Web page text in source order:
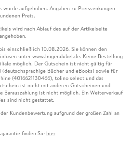
aufgehoben. Angaben zu Preissenkungen
Preis.
wird nach Ablauf des auf der Artikelseite
einschließlich 10.08.2026. Sie können den
unter www.hugendubel.de. Keine Bestellung
möglich. Der Gutschein ist nicht gültig für
Bücher und eBooks) sowie für
(4016621130466), tolino select und das
ist nicht mit anderen Gutscheinen und
Barauszahlung ist nicht möglich. Ein Weiterverkauf
sind nicht gestattet.
Kundenbewertung aufgrund der großen Zahl an
finden Sie hier